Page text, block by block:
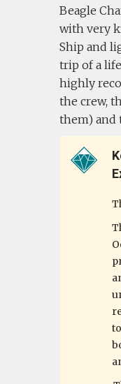
Beagle
with very
Ship and
trip of a
highly
the crew,
them) and